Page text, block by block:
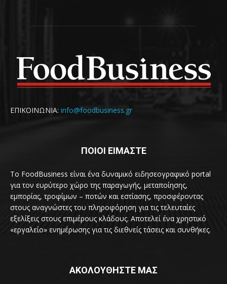
ΕΠΙΚΟΙΝΩΝΙΑ: info@foodbusiness.gr
ΠΟΙΟΙ ΕΙΜΑΣΤΕ
Το FoodBusiness είναι ένα δυναμικό ειδησεογραφικό portal
για τον ευρύτερο χώρο της παραγωγής, μεταποίησης,
εμπορίας, τροφίμων – ποτών και εστίασης, προσφέροντας
στους αναγνώστες του πληροφόρηση για τις τελευταίες
εξελίξεις στους επιμέρους κλάδους. Αποτελεί ένα χρηστικό
«εργαλείο» ενημέρωσης για τις διεθνείς τάσεις και συνθήκες.
ΑΚΟΛΟΥΘΗΣΤΕ ΜΑΣ